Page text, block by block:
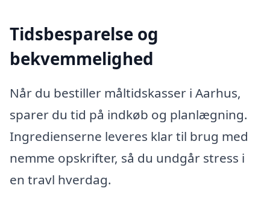
Tidsbesparelse og
bekvemmelighed
Når du bestiller måltidskasser i Aarhus,
sparer du tid på indkøb og planlægning.
Ingredienserne leveres klar til brug med
nemme opskrifter, så du undgår stress i
en travl hverdag.